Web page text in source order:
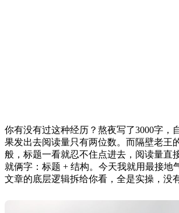
你有没有过这种经历？熬夜写了3000字，
果发出去阅读量只有两位数。而隔壁老王
般，标题一看就忍不住点进去，阅读量直
就俩字：标题 + 结构。今天我就用最接地
文章的底层逻辑拆给你看，全是实操，没